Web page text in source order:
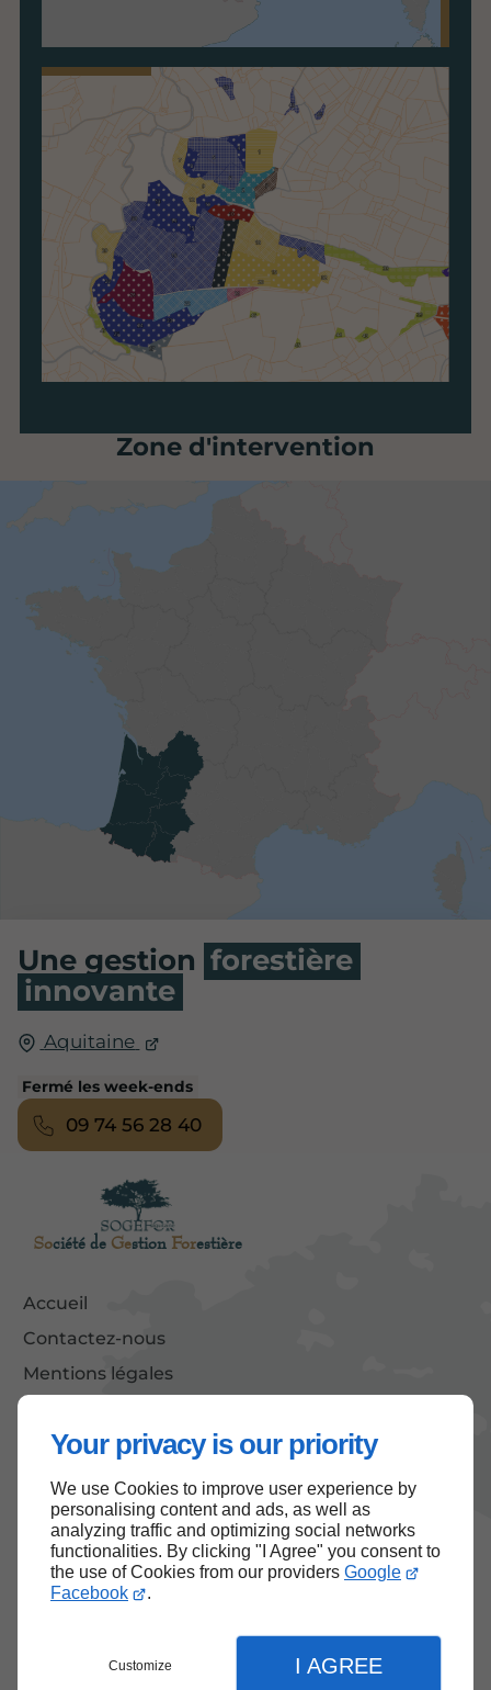
Your privacy is our priority
We use Cookies to improve user experience by
personalising content and ads, as well as
analyzing traffic and optimizing social networks
functionalities. By clicking "I Agree" you consent to
the use of Cookies from our providers Google
Facebook
.
Customize I AGREE
Zone d'intervention
Société de Gestion Forestière
Accueil
Contactez-nous
Mentions légales
Une gestion forestière
innovante
Aquitaine
Fermé les week-ends
09 74 56 28 40
Haut de page